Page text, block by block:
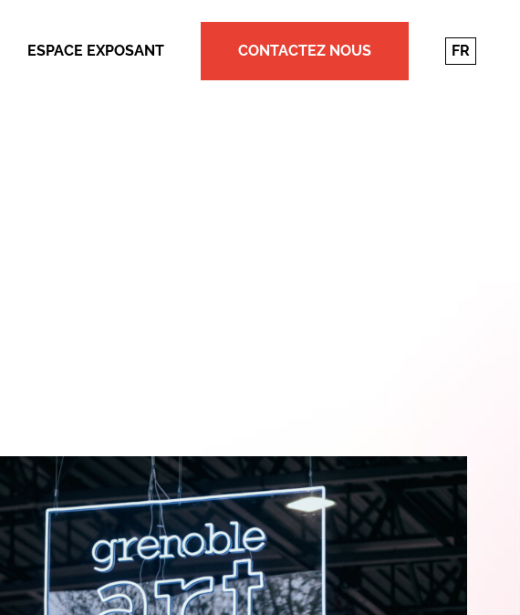
ESPACE EXPOSANT CONTACTEZ NOUS FR